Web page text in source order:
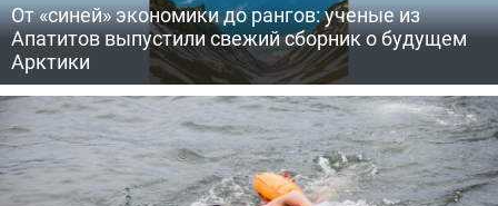
От «синей» экономики до рангов: ученые из
Апатитов выпустили свежий сборник о будущем
Арктики